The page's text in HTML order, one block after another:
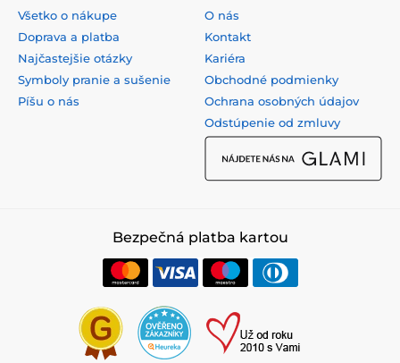
Všetko o nákupe
Doprava a platba
Najčastejšie otázky
Symboly pranie a sušenie
Píšu o nás
O nás
Kontakt
Kariéra
Obchodné podmienky
Ochrana osobných údajov
Odstúpenie od zmluvy
Bezpečná platba kartou